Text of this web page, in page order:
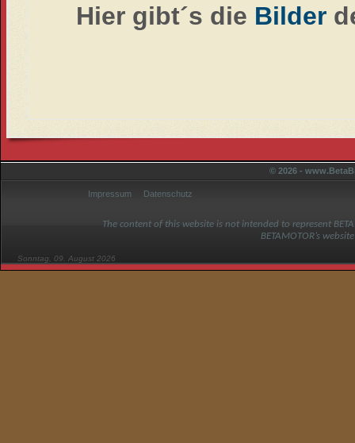
Hier gibt´s die Bilder
© 2026 -
Impressum Datenschutz
The content of this website is not intended to represent
BETAMOTOR’s
Sonntag, 09. August 2026